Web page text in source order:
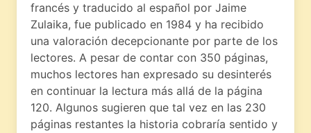
francés y traducido al español por Jaime
Zulaika, fue publicado en 1984 y ha recibido
una valoración decepcionante por parte de los
lectores. A pesar de contar con 350 páginas,
muchos lectores han expresado su desinterés
en continuar la lectura más allá de la página
120. Algunos sugieren que tal vez en las 230
páginas restantes la historia cobraría sentido y